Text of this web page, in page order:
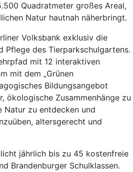
Quadratmeter großes Areal,
Natur hautnah näherbringt.
Volksbank exklusiv die
Pflege des Tierparkschulgartens.
mit 12 interaktiven
mit dem „Grünen
Bildungsangebot
ökologische Zusammenhänge zu
Natur zu entdecken und
altersgerecht und
jährlich bis zu 45 kostenfreie
Brandenburger Schulklassen.